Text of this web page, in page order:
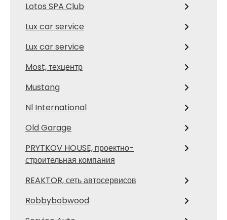
Lotos SPA Club
Lux car service
Lux car service
Most, техцентр
Mustang
Nl International
Old Garage
PRYTKOV HOUSE, проектно-
строительная компания
REAKTOR, сеть автосервисов
Robbybobwood